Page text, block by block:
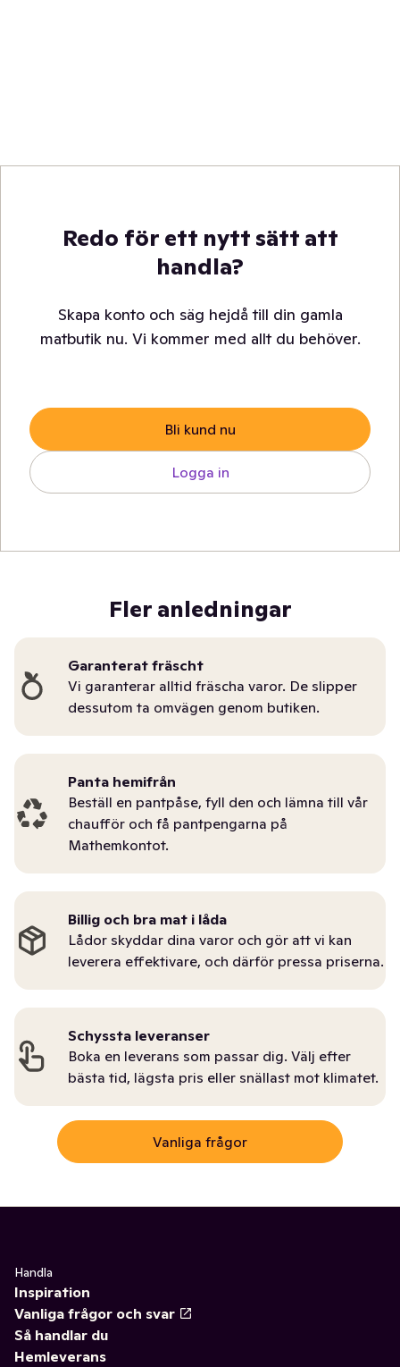
Redo för ett nytt sätt att
handla?
Skapa konto och säg hejdå till din gamla
matbutik nu. Vi kommer med allt du behöver.
Bli kund nu
Logga in
Fler anledningar
Garanterat fräscht
Vi garanterar alltid fräscha varor. De slipper
dessutom ta omvägen genom butiken.
Panta hemifrån
Beställ en pantpåse, fyll den och lämna till vår
chaufför och få pantpengarna på
Mathemkontot.
Billig och bra mat i låda
Lådor skyddar dina varor och gör att vi kan
leverera effektivare, och därför pressa priserna.
Schyssta leveranser
Boka en leverans som passar dig. Välj efter
bästa tid, lägsta pris eller snällast mot klimatet.
Vanliga frågor
Handla
Inspiration
Vanliga frågor och svar
Så handlar du
Hemleverans